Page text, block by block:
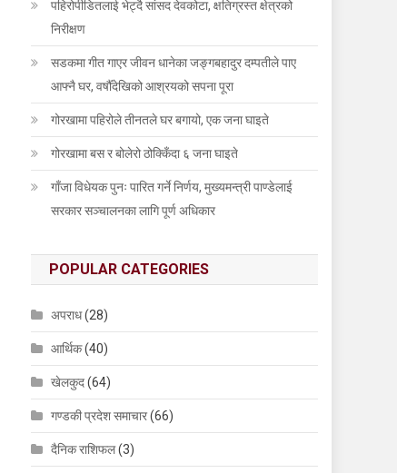
पहिरोपीडितलाई भेट्दै सांसद देवकोटा, क्षतिग्रस्त क्षेत्रको
निरीक्षण
सडकमा गीत गाएर जीवन धानेका जङ्गबहादुर दम्पतीले पाए
आफ्नै घर, वर्षौँदेखिको आश्रयको सपना पूरा
गोरखामा पहिरोले तीनतले घर बगायो, एक जना घाइते
गोरखामा बस र बोलेरो ठोक्किँदा ६ जना घाइते
गाँजा विधेयक पुनः पारित गर्ने निर्णय, मुख्यमन्त्री पाण्डेलाई
सरकार सञ्चालनका लागि पूर्ण अधिकार
POPULAR CATEGORIES
अपराध(28)
आर्थिक(40)
खेलकुद(64)
गण्डकी प्रदेश समाचार(66)
दैनिक राशिफल(3)